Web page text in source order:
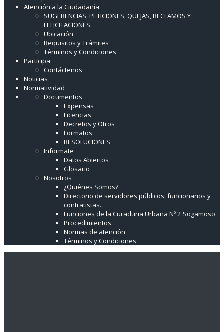
Atención a la Ciudadanía
SUGERENCIAS, PETICIONES, QUEJAS, RECLAMOS Y
FELICITACIONES
Ubicación
Requisitos y Trámites
Términos y Condiciones
Participa
Contáctenos
Noticias
Normatividad
Documentos
Expensas
Licencias
Decretos y Otros
Formatos
RESOLUCIONES
Informate
Datos Abiertos
Glosario
Nosotros
¿Quiénes Somos?
Directorio de servidores públicos, funcionarios y
contratistas.
Funciones de la Curaduria Urbana Nº 2 Sogamoso
Procedimientos
Normas de atención
Términos y Condiciones